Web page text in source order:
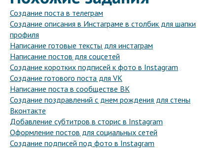
Создание поста в телеграм
Создание описания в Инстаграме в столбик для шапки
профиля
Написание готовые тексты для инстаграм
Написание постов для соцсетей
Создание коротких подписей к фото в Instagram
Создание готового поста для VK
Написание поста в сообществе ВК
Создание поздравлений с днем рождения для стены
Вконтакте
Добавление субтитров в сторис в Instagram
Оформление постов для социальных сетей
Создание подписей под фото в Instagram